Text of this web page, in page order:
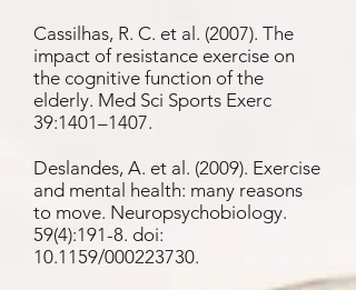
Cassilhas, R. C. et al. (2007). The
impact of resistance exercise on
the cognitive function of the
elderly. Med Sci Sports Exerc
39:1401–1407.
Deslandes, A. et al. (2009). Exercise
and mental health: many reasons
to move. Neuropsychobiology.
59(4):191-8. doi:
10.1159/000223730.